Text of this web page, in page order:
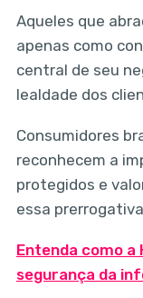
Aqueles que
apenas como
central de seu
lealdade dos
Consumidores
reconhecem a
protegidos e
essa
Entenda como
segurança da